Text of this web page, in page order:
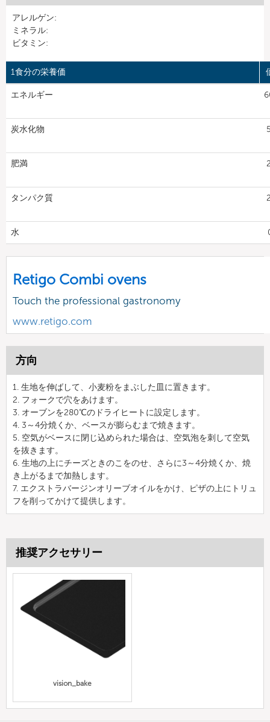
アレルゲン:
ミネラル:
ビタミン:
1食分の栄養価
エネルギー
炭水化物
肥満
タンパク質
水
Retigo Combi ovens
Touch the professional gastronomy
www.retigo.com
方向
1. 生地を伸ばして、小麦粉をまぶした皿に置きます。
2. フォークで穴をあけます。
3. オーブンを280℃のドライヒートに設定します。
4. 3～4分焼くか、ベースが膨らむまで焼きます。
5. 空気がベースに閉じ込められた場合は、空気泡を刺して空気
を抜きます。
6. 生地の上にチーズときのこをのせ、さらに3～4分焼くか、焼
き上がるまで加熱します。
7. エクストラバージンオリーブオイルをかけ、ピザの上にトリュ
フを削ってかけて提供します。
推奨アクセサリー
vision_bake